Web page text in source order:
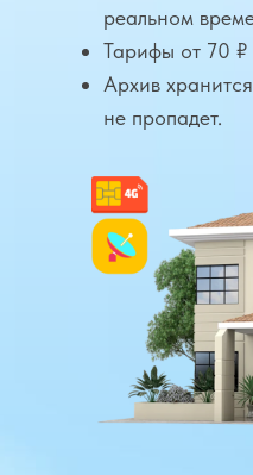
реальном
Тарифы от 70 ₽
Архив
не пропадет.